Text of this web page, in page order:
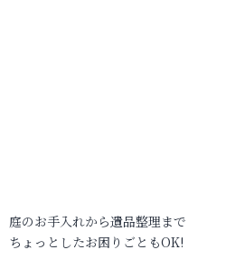
庭のお手入れから遺品整理まで
ちょっとしたお困りごともOK!